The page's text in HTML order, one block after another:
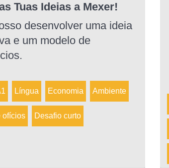
Tuas Ideias a Mexer!
desenvolver uma ideia
e um modelo de
Língua Economia Ambiente
ofícios Desafio curto